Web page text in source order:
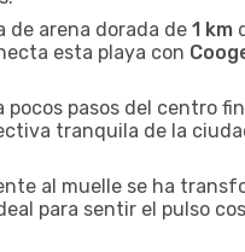
de arena dorada de 1 km
esta playa con
pocos pasos del centro
tranquila de la
al muelle se ha
para sentir el pulso